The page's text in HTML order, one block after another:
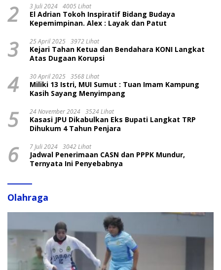
2 3 Juli 2024 4005 Lihat
El Adrian Tokoh Inspiratif Bidang Budaya
Kepemimpinan. Alex : Layak dan Patut
3 25 April 2025 3972 Lihat
Kejari Tahan Ketua dan Bendahara KONI Langkat
Atas Dugaan Korupsi
4 30 April 2025 3568 Lihat
Miliki 13 Istri, MUI Sumut : Tuan Imam Kampung
Kasih Sayang Menyimpang
5 24 November 2024 3524 Lihat
Kasasi JPU Dikabulkan Eks Bupati Langkat TRP
Dihukum 4 Tahun Penjara
6 7 Juli 2024 3042 Lihat
Jadwal Penerimaan CASN dan PPPK Mundur,
Ternyata Ini Penyebabnya
Olahraga